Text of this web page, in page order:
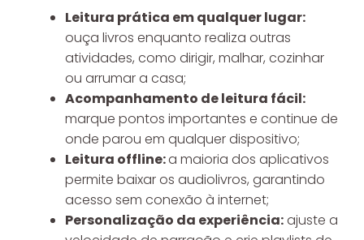
Leitura prática em qualquer lugar:
ouça livros enquanto realiza outras
atividades, como dirigir, malhar, cozinhar
ou arrumar a casa;
Acompanhamento de leitura fácil:
marque pontos importantes e continue de
onde parou em qualquer dispositivo;
Leitura offline:a maioria dos aplicativos
permite baixar os audiolivros, garantindo
acesso sem conexão à internet;
Personalização da experiência:ajuste a